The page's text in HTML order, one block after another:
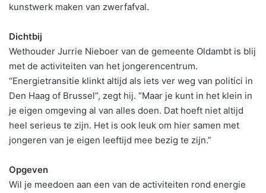
kunstwerk maken van zwerfafval.
Dichtbij
Wethouder Jurrie Nieboer van de gemeente Oldambt is blij
met de activiteiten van het jongerencentrum.
“Energietransitie klinkt altijd als iets ver weg van politici in
Den Haag of Brussel”, zegt hij. “Maar je kunt in het klein in
je eigen omgeving al van alles doen. Dat hoeft niet altijd
heel serieus te zijn. Het is ook leuk om hier samen met
jongeren van je eigen leeftijd mee bezig te zijn.”
Opgeven
Wil je meedoen aan een van de activiteiten rond energie